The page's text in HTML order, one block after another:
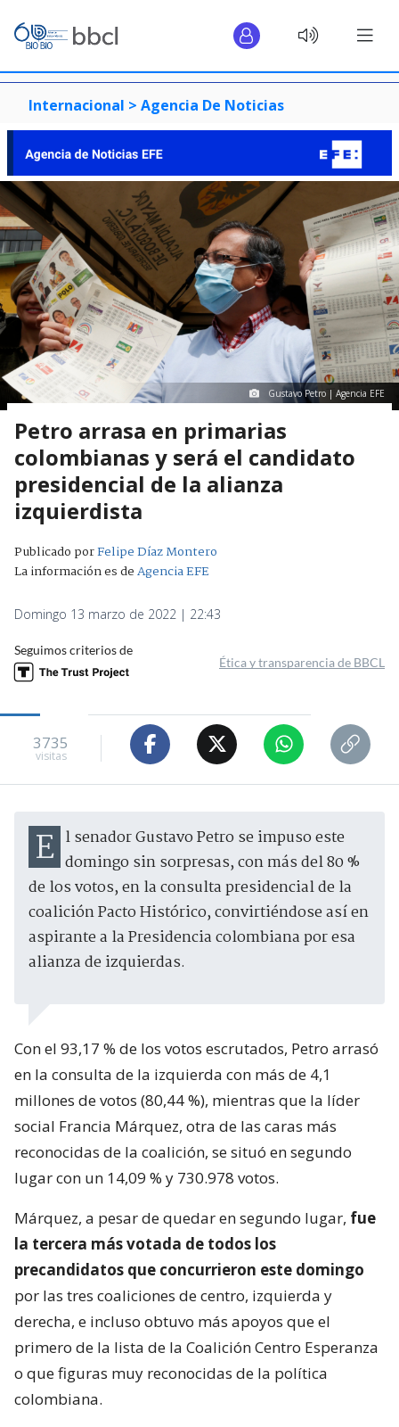
Internacional > Agencia De Noticias
Gustavo Petro | Agencia EFE
Petro arrasa en primarias
colombianas y será el candidato
presidencial de la alianza
izquierdista
Publicado porFelipe Díaz Montero
La información es deAgencia EFE
Domingo 13 marzo de 2022 | 22:43
Seguimos criterios de
Ética y transparencia de BBCL
3735
visitas
El senador Gustavo Petro se impuso este domingo sin sorpresas, con más del 80 %
de los votos, en la consulta presidencial de la
coalición Pacto Histórico, convirtiéndose así en
aspirante a la Presidencia colombiana por esa
alianza de izquierdas.
Con el 93,17 % de los votos escrutados, Petro arrasó
en la consulta de la izquierda con más de 4,1
millones de votos (80,44 %), mientras que la líder
social Francia Márquez, otra de las caras más
reconocidas de la coalición, se situó en segundo
lugar con un 14,09 % y 730.978 votos.
Márquez, a pesar de quedar en segundo lugar, fue
la tercera más votada de todos los
precandidatos que concurrieron este domingo
por las tres coaliciones de centro, izquierda y
derecha, e incluso obtuvo más apoyos que el
primero de la lista de la Coalición Centro Esperanza
o que figuras muy reconocidas de la política
colombiana.